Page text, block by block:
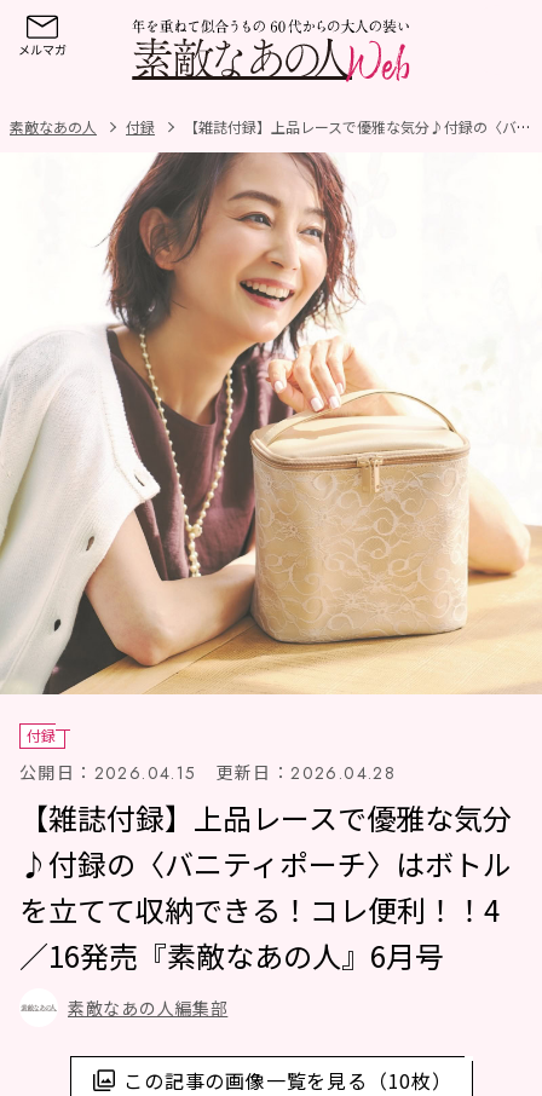
素敵なあの人 付録 【雑誌付録】上品レースで優雅な気分♪付録の〈バニティポーチ〉はボトルを立てて収納できる！コレ便利！！4／16発売『素敵なあの人』6月号
この記事の画像一覧を見る（10枚）
付録
公開日： 2026.04.15 更新日： 2026.04.28
【雑誌付録】上品レースで優雅な気分
♪付録の〈バニティポーチ〉はボトル
を立てて収納できる！コレ便利！！4
／16発売『素敵なあの人』6月号
素敵なあの人編集部